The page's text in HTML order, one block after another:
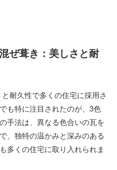
ぜ葺き：美しさと耐
耐久性で多くの住宅に採用さ
も特に注目されたのが、3色
手法は、異なる色合いの瓦を
、独特の温かみと深みのある
多くの住宅に取り入れられま